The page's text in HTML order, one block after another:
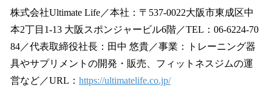
株式会社Ultimate Life／本社：〒537-0022大阪市東成区中
本2丁目1-13 大阪スポンジャービル6階／TEL：06-6224-70
84／代表取締役社長：田中 悠貴／事業：トレーニング器
具やサプリメントの開発・販売、フィットネスジムの運
営など／URL： https://ultimatelife.co.jp/